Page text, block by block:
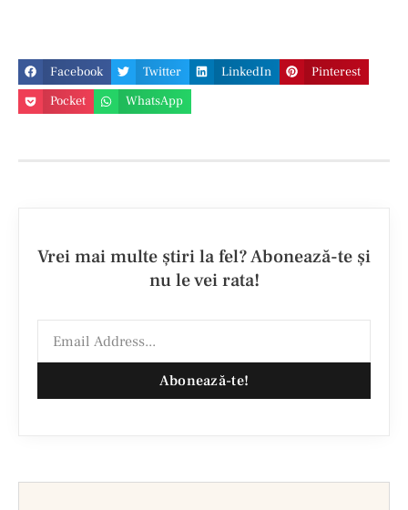
Facebook Twitter LinkedIn
Pinterest
Pocket
WhatsApp
Vrei mai multe ştiri la fel? Abonează-te şi
nu le vei rata!
Abonează-te!